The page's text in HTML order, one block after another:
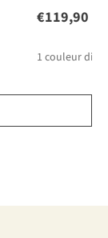
€119,90
1 couleur